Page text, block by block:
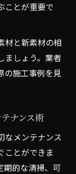
ことが重要で
材と新素材の相
ましょう。業者
の施工事例を見
ナンス術
なメンテナンス
ことができま
期的な清掃、可